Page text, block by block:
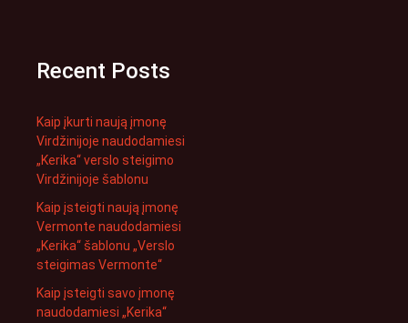
Recent Posts
Kaip įkurti naują įmonę
Virdžinijoje naudodamiesi
„Kerika“ verslo steigimo
Virdžinijoje šablonu
Kaip įsteigti naują įmonę
Vermonte naudodamiesi
„Kerika“ šablonu „Verslo
steigimas Vermonte“
Kaip įsteigti savo įmonę
naudodamiesi „Kerika“